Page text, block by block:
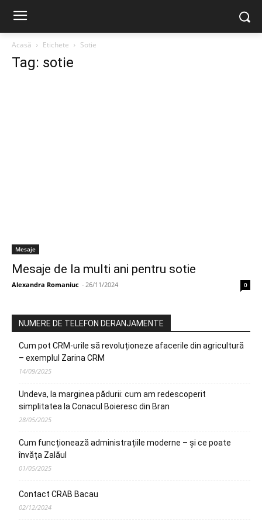
Acasă Etichete Sotie
Tag: sotie
Mesaje
Mesaje de la multi ani pentru sotie
Alexandra Romaniuc - 26/11/2024 0
NUMERE DE TELEFON DERANJAMENTE
Cum pot CRM-urile să revoluționeze afacerile din agricultură
– exemplul Zarina CRM
14/09/2025
Undeva, la marginea pădurii: cum am redescoperit
simplitatea la Conacul Boieresc din Bran
28/05/2025
Cum funcționează administrațiile moderne – și ce poate
învăța Zalăul
01/05/2025
Contact CRAB Bacau
02/12/2024